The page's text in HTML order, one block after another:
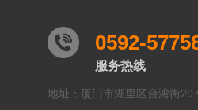
0592-
服务热线
地址：厦门市湖里区台湾街